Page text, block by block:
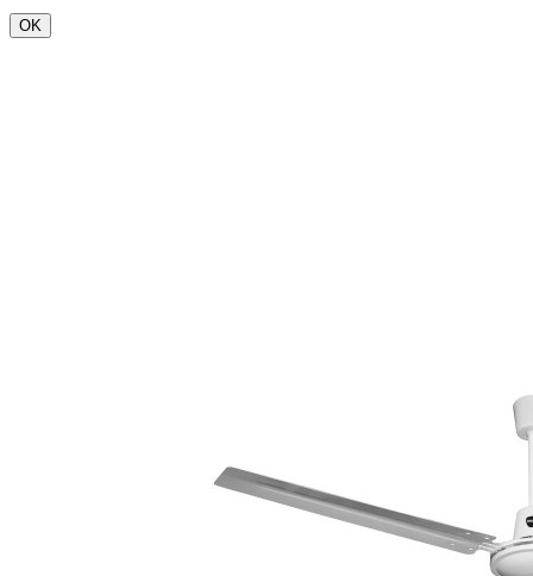
OK